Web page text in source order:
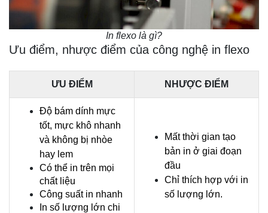
In flexo là gì?
Ưu điểm, nhược điểm của công nghệ in flexo
ƯU ĐIỂM NHƯỢC ĐIỂM
Độ bám dính mực
tốt, mực khô nhanh
và không bị nhòe
hay lem
Có thể in trên mọi
chất liệu
Công suất in nhanh
In số lượng lớn chi
Mất thời gian tạo
bản in ở giai đoạn
đầu
Chỉ thích hợp với in
số lượng lớn.